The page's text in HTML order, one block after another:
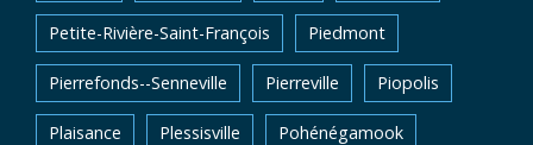
Petite-Rivière-Saint-François Piedmont
Pierrefonds--Senneville Pierreville Piopolis
Plaisance Plessisville Pohénégamook